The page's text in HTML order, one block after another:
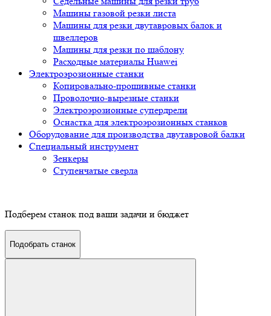
Машины газовой резки листа
Машины для резки двутавровых балок и
швеллеров
Машины для резки по шаблону
Расходные материалы Huawei
Электроэрозионные станки
Копировально-прошивные станки
Проволочно-вырезные станки
Электроэрозионные супердрели
Оснастка для электроэрозионных станков
Оборудование для производства двутавровой балки
Специальный инструмент
Зенкеры
Ступенчатые сверла
Подберем станок под ваши задачи и бюджет
Подобрать станок